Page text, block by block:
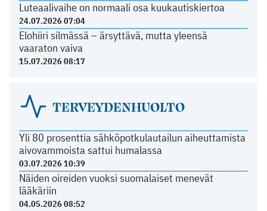
Luteaalivaihe on normaali osa kuukautiskiertoa
24.07.2026 07:04
Elohiiri silmässä – ärsyttävä, mutta yleensä
vaaraton vaiva
15.07.2026 08:17
TERVEYDENHUOLTO
Yli 80 prosenttia sähköpotkulautailun aiheuttamista
aivovammoista sattui humalassa
03.07.2026 10:39
Näiden oireiden vuoksi suomalaiset menevät
lääkäriin
04.05.2026 08:52